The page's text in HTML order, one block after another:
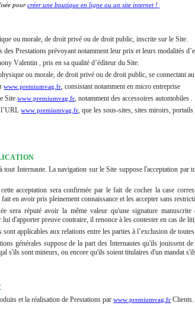
pourcréer une boutique en ligne ou un site internet !
ou morale, de droit privé ou de droit public, inscrite sur le Site.
Prestations prévoyant notamment leur prix et leurs modalités
Valentin , pris en sa qualité d’éditeur du Site.
ou morale, de droit privé ou de droit public, se connectant au
www.premiumvag.fr , consistant notamment en micro entreprise
Site www.premiumvag.fr , notamment des accessoires automobiles .
l’URLwww.premiumvag.fr , que les sous-sites, sites miroirs,
tout Internaute. La navigation sur le Site suppose l'acceptation
acceptation sera confirmée par le fait de cocher la case
en avoir pris pleinement connaissance et les accepter sans
sera réputé avoir la même valeur qu'une signature
lui d'apporter preuve contraire, il renonce à les contester en cas de
applicables aux relations entre les parties à l’exclusion de
générales suppose de la part des Internautes qu'ils
s'ils sont mineurs, ou encore qu'ils soient titulaires d'un mandat
et la réalisation de Prestations parwww.premiumvag.fr Clients.